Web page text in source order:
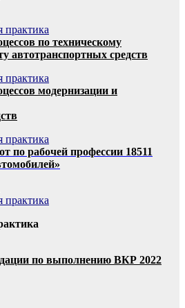
практика
по техническому
автотранспортных средств
практика
модернизации и
практика
по рабочей профессии 18511
практика
по выполнению ВКР 2022